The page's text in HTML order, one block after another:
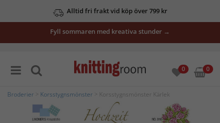
Alltid fri frakt vid köp över 799 kr
Fyll sommaren med kreativa stunder →
0 0
Broderier Korsstygnsmönster > Korsstygnsmönster Kärlek